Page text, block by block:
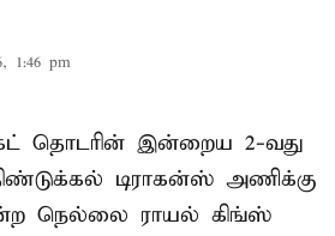
1:46 pm
தொடரின் இன்றைய 2-வது
டிராகன்ஸ் அணிக்கு
நெல்லை ராயல் கிங்ஸ்